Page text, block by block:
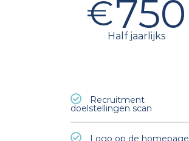
€750
Half jaarlijks
Recruitment
doelstellingen scan
Logo op de homepage